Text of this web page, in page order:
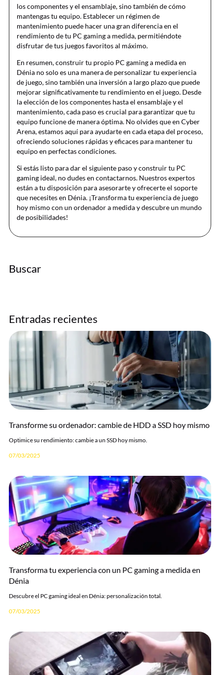
los componentes y el ensamblaje, sino también de cómo
mantengas tu equipo. Establecer un régimen de
mantenimiento puede hacer una gran diferencia en el
rendimiento de tu PC gaming a medida, permitiéndote
disfrutar de tus juegos favoritos al máximo.
En resumen, construir tu propio PC gaming a medida en
Dénia no solo es una manera de personalizar tu experiencia
de juego, sino también una inversión a largo plazo que puede
mejorar significativamente tu rendimiento en el juego. Desde
la elección de los componentes hasta el ensamblaje y el
mantenimiento, cada paso es crucial para garantizar que tu
equipo funcione de manera óptima. No olvides que en Cyber
Arena, estamos aquí para ayudarte en cada etapa del proceso,
ofreciendo soluciones rápidas y eficaces para mantener tu
equipo en perfectas condiciones.
Si estás listo para dar el siguiente paso y construir tu PC
gaming ideal, no dudes en contactarnos. Nuestros expertos
están a tu disposición para asesorarte y ofrecerte el soporte
que necesites en Dénia. ¡Transforma tu experiencia de juego
hoy mismo con un ordenador a medida y descubre un mundo
de posibilidades!
Buscar
Entradas recientes
Transforme su ordenador: cambie de HDD a SSD hoy mismo
Optimice su rendimiento: cambie a un SSD hoy mismo.
07/03/2025
Transforma tu experiencia con un PC gaming a medida en
Dénia
Descubre el PC gaming ideal en Dénia: personalización total.
07/03/2025